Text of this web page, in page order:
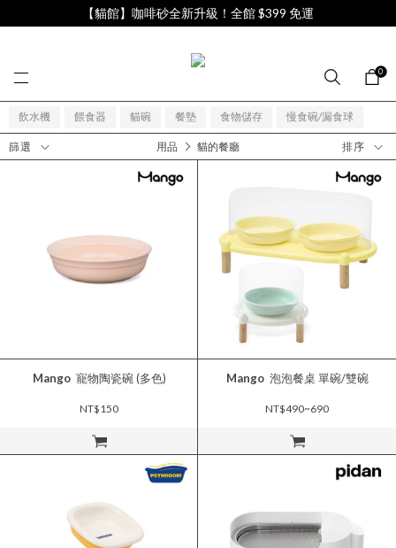
【貓館】咖啡砂全新升級！全館 $399 免運
0
篩選 排序
用品 貓的餐廳
飲水機 餵食器 貓碗 餐墊 食物儲存 慢食碗/漏食球
立即購買
Mango 寵物陶瓷碗 (多色)
NT$150
立即購買
Mango 泡泡餐桌 單碗/雙碗
NT$490~690